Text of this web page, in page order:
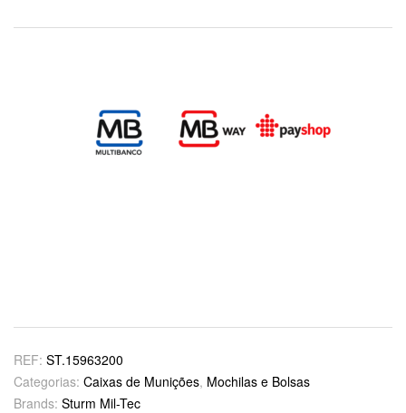
REF: ST.15963200
Categorias: Caixas de Munições, Mochilas e Bolsas
Brands: Sturm Mil-Tec